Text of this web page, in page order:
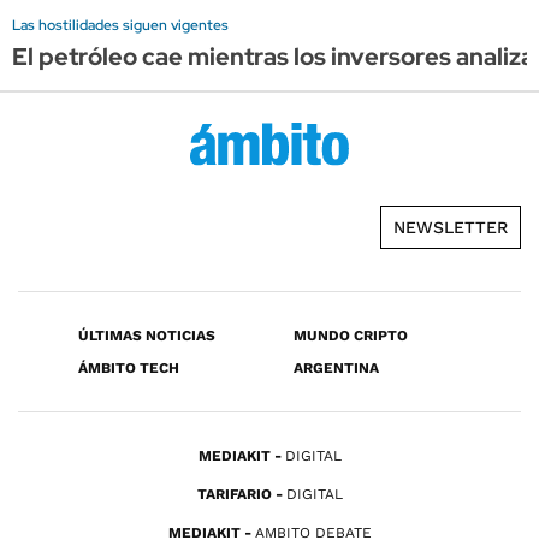
Las hostilidades siguen vigentes
El petróleo cae mientras los inversores
NEWSLETTER
ÚLTIMAS NOTICIAS
MUNDO CRIPTO
ÁMBITO TECH
ARGENTINA
MEDIAKIT DIGITAL
TARIFARIO DIGITAL
MEDIAKIT AMBITO DEBATE